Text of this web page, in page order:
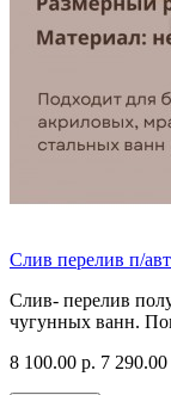
Слив перелив п/
Слив- перелив
чугунных ванн.
8 100.00 р. 7 290.00